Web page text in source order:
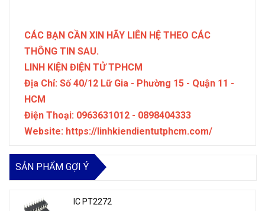
CÁC BẠN CẦN XIN HÃY LIÊN HỆ THEO CÁC
THÔNG TIN SAU.
LINH KIỆN ĐIỆN TỬ TPHCM
Địa Chỉ: Số 40/12 Lữ Gia - Phường 15 - Quận 11 -
HCM
Điện Thoại: 0963631012 - 0898404333
Website: https://linhkiendientutphcm.com/
SẢN PHẨM GỢI Ý
IC PT2272